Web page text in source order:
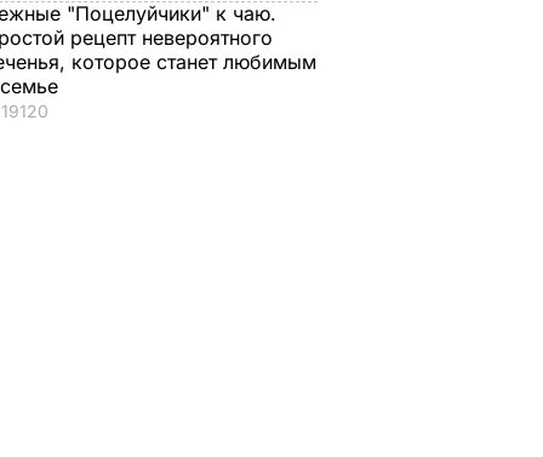
"Поцелуйчики" к чаю.
рецепт невероятного
которое станет любимым
19120